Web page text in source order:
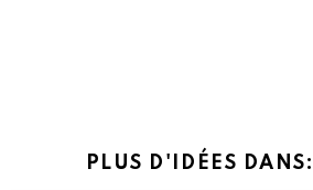
PLUS D'IDÉES DANS: